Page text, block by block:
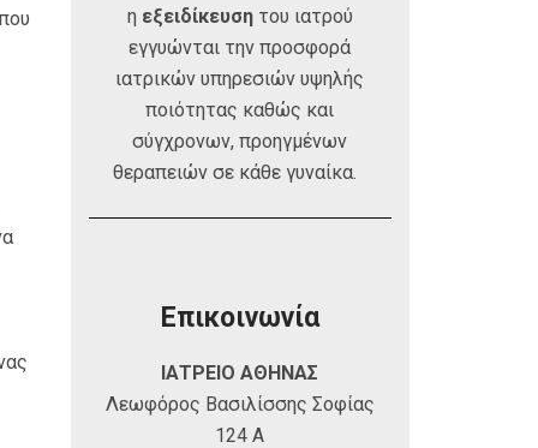
η εξειδίκευσητου ιατρού
εγγυώνται την προσφορά
ιατρικών υπηρεσιών υψηλής
ποιότητας καθώς και
σύγχρονων, προηγμένων
θεραπειών σε κάθε γυναίκα.
Επικοινωνία
ΙΑΤΡΕΙΟ ΑΘΗΝΑΣ
Λεωφόρος Βασιλίσσης Σοφίας
124 A